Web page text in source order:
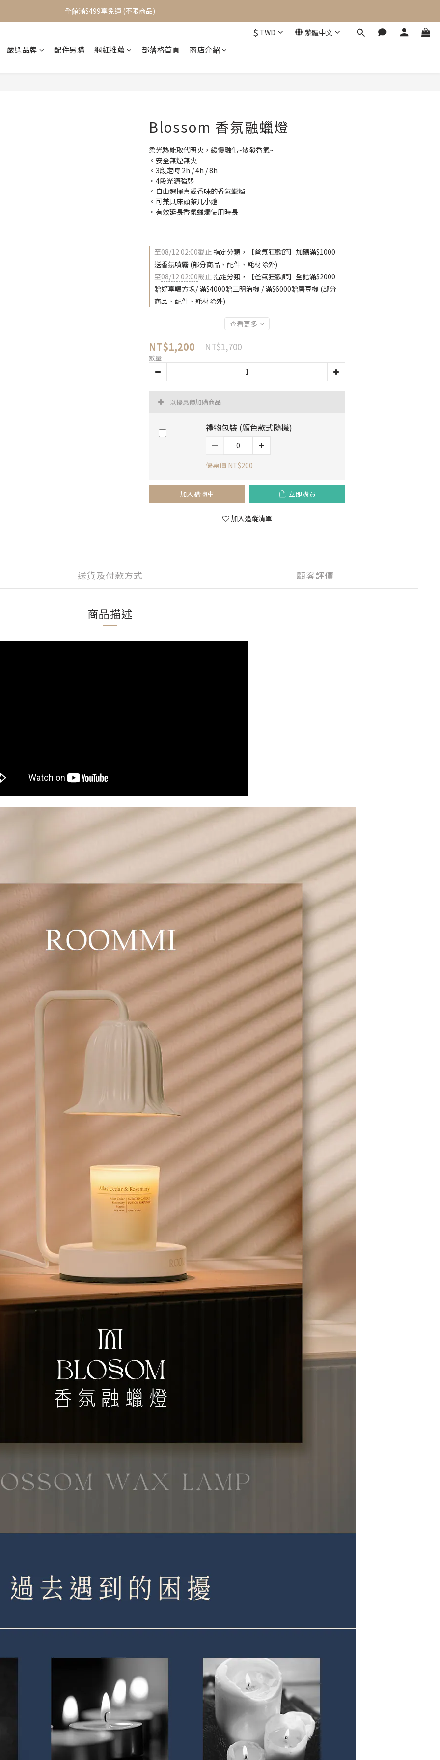
加入會員立即送$100元購物金
全館滿$499享免運 (不限商品)
$ TWD 繁體中文
嚴選品牌 配件另購 網紅推薦 部落格首頁 商店介紹
Blossom 香氛融蠟燈
柔光熱能取代明火，緩慢融化~散發香氣~
。安全無煙無火
。3段定時 2h / 4h / 8h
。4段光源強弱
。自由選擇喜愛香味的香氛蠟燭
。可兼具床頭茶几小燈
。有效延長香氛蠟燭使用時長
至08/12 02:00截止 指定分類，【爸氣狂歡節】加碼滿$1000
送香氛噴霧 (部分商品、配件、耗材除外)
至08/12 02:00截止 指定分類，【爸氣狂歡節】全館滿$2000
贈好享喝方塊/ 滿$4000贈三明治機 / 滿$6000贈磨豆機 (部分
商品、配件、耗材除外)
查看更多
NT$1,200 NT$1,700
數量
以優惠價加購商品
禮物包裝 (顏色款式隨機)
優惠價 NT$200
加入購物車 立即購買
加入追蹤清單
送貨及付款方式 顧客評價
商品描述